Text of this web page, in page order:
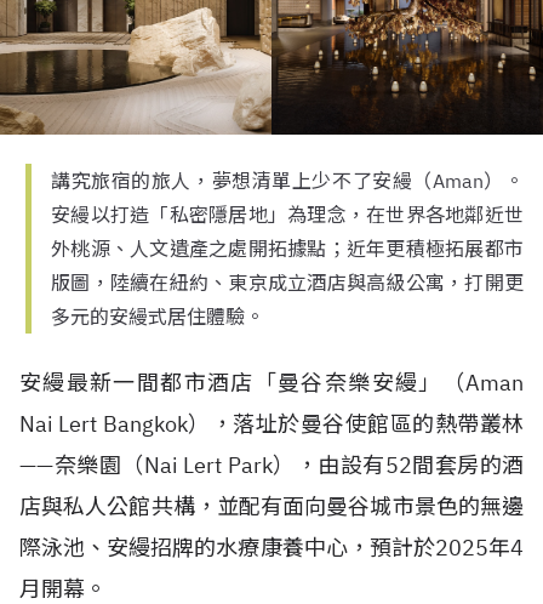
講究旅宿的旅人，夢想清單上少不了安縵（Aman）。
安縵以打造「私密隱居地」為理念，在世界各地鄰近世
外桃源、人文遺產之處開拓據點；近年更積極拓展都市
版圖，陸續在紐約、東京成立酒店與高級公寓，打開更
多元的安縵式居住體驗。
安縵最新一間都市酒店「曼谷奈樂安縵」（Aman
Nai Lert Bangkok），落址於曼谷使館區的熱帶叢林
——奈樂園（Nai Lert Park），由設有52間套房的酒
店與私人公館共構，並配有面向曼谷城市景色的無邊
際泳池、安縵招牌的水療康養中心，預計於2025年4
月開幕。